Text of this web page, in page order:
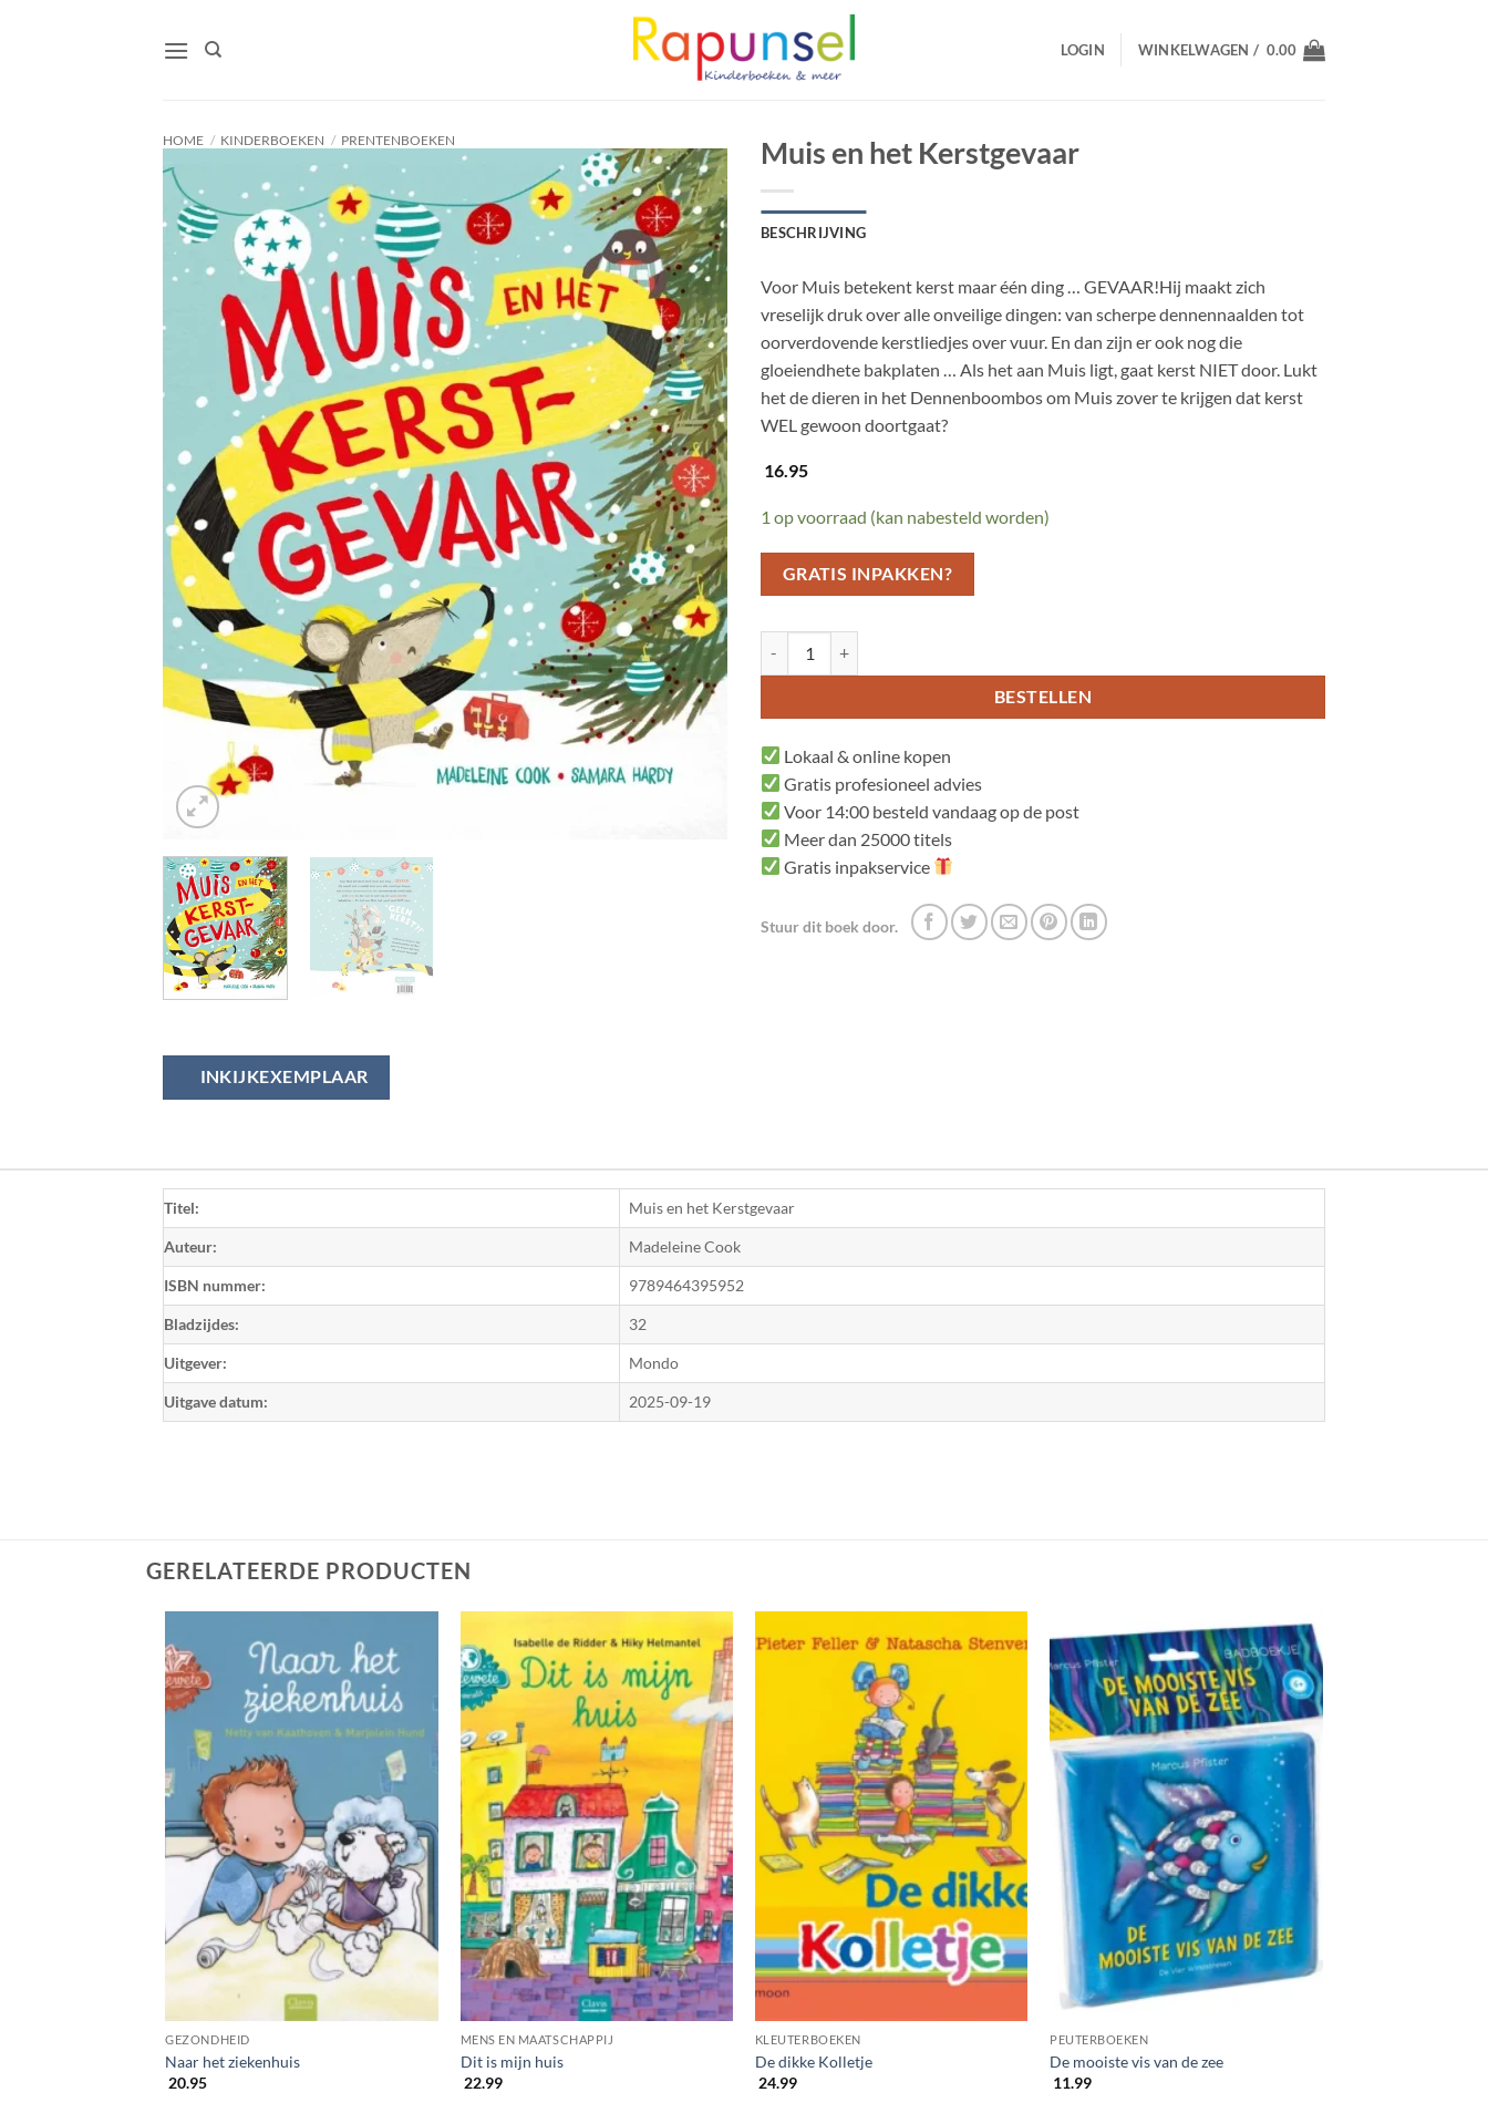
LOGIN WINKELWAGEN / 0.00
HOME / KINDERBOEKEN / PRENTENBOEKEN
INKIJKEXEMPLAAR
Muis en het Kerstgevaar
BESCHRIJVING
Voor Muis betekent kerst maar één ding … GEVAAR!Hij maakt zich
vreselijk druk over alle onveilige dingen: van scherpe dennennaalden tot
oorverdovende kerstliedjes over vuur. En dan zijn er ook nog die
gloeiendhete bakplaten … Als het aan Muis ligt, gaat kerst NIET door. Lukt
het de dieren in het Dennenboombos om Muis zover te krijgen dat kerst
WEL gewoon doortgaat?
16.95
1 op voorraad (kan nabesteld worden)
GRATIS INPAKKEN?
BESTELLEN
Lokaal & online kopen
Gratis profesioneel advies
Voor 14:00 besteld vandaag op de post
Meer dan 25000 titels
Gratis inpakservice
Stuur dit boek door.
Titel: Muis en het Kerstgevaar
Auteur: Madeleine Cook
ISBN nummer: 9789464395952
Bladzijdes: 32
Uitgever: Mondo
Uitgave datum: 2025-09-19
GERELATEERDE PRODUCTEN
GEZONDHEID
Naar het ziekenhuis
20.95
MENS EN MAATSCHAPPIJ
Dit is mijn huis
22.99
KLEUTERBOEKEN
De dikke Kolletje
24.99
PEUTERBOEKEN
De mooiste vis van de zee
11.99